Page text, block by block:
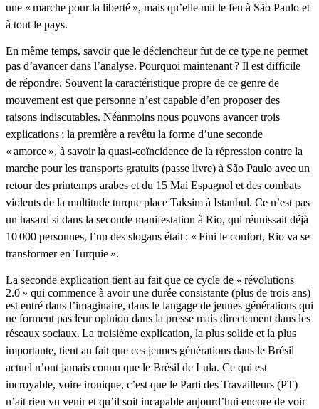
une « marche pour la liberté », mais qu’elle mit le feu à São Paulo et
à tout le pays.
En même temps, savoir que le déclencheur fut de ce type ne permet
pas d’avancer dans l’analyse. Pourquoi maintenant ? Il est difficile
de répondre. Souvent la caractéristique propre de ce genre de
mouvement est que personne n’est capable d’en proposer des
raisons indiscutables. Néanmoins nous pouvons avancer trois
explications : la première a revêtu la forme d’une seconde
« amorce », à savoir la quasi-coïncidence de la répression contre la
marche pour les transports gratuits (passe livre) à São Paulo avec un
retour des printemps arabes et du 15 Mai Espagnol et des combats
violents de la multitude turque place Taksim à Istanbul. Ce n’est pas
un hasard si dans la seconde manifestation à Rio, qui réunissait déjà
10 000 personnes, l’un des slogans était : « Fini le confort, Rio va se
transformer en Turquie ».
La seconde explication tient au fait que ce cycle de « révolutions
2.0 » qui commence à avoir une durée consistante (plus de trois ans)
est entré dans l’imaginaire, dans le langage de jeunes générations qui
ne forment pas leur opinion dans la presse mais directement dans les
réseaux sociaux. La troisième explication, la plus solide et la plus
importante, tient au fait que ces jeunes générations dans le Brésil
actuel n’ont jamais connu que le Brésil de Lula. Ce qui est
incroyable, voire ironique, c’est que le Parti des Travailleurs (PT)
n’ait rien vu venir et qu’il soit incapable aujourd’hui encore de voir